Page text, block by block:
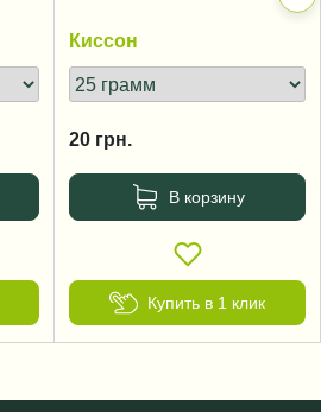
Киссон
20 грн.
В корзину
Купить в 1 клик